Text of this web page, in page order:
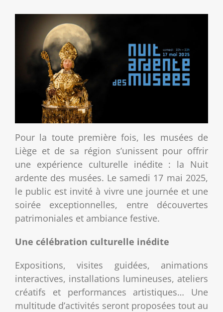
Pour la toute première fois, les musées de
Liège et de sa région s’unissent pour offrir
une expérience culturelle inédite : la Nuit
ardente des musées. Le samedi 17 mai 2025,
le public est invité à vivre une journée et une
soirée exceptionnelles, entre découvertes
patrimoniales et ambiance festive.
Une célébration culturelle inédite
Expositions, visites guidées, animations
interactives, installations lumineuses, ateliers
créatifs et performances artistiques… Une
multitude d’activités seront proposées tout au